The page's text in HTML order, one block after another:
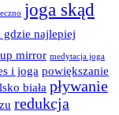
joga skąd
gdzie najlepiej
mirror medytacja joga
i joga powiększanie
biała pływanie
redukcja